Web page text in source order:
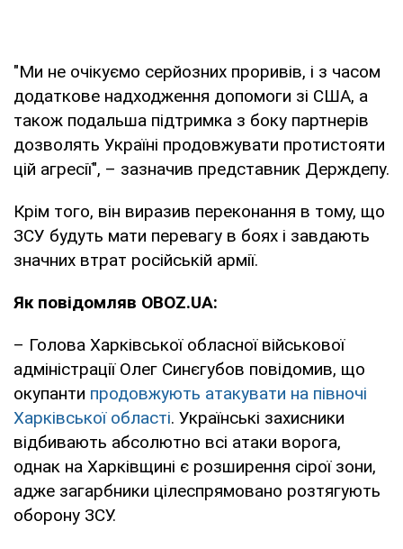
"Ми не очікуємо серйозних проривів, і з часом
додаткове надходження допомоги зі США, а
також подальша підтримка з боку партнерів
дозволять Україні продовжувати протистояти
цій агресії", – зазначив представник Держдепу.
Крім того, він виразив переконання в тому, що
ЗСУ будуть мати перевагу в боях і завдають
значних втрат російській армії.
Як повідомляв OBOZ.UA:
– Голова Харківської обласної військової
адміністрації Олег Синєгубов повідомив, що
окупанти продовжують атакувати на півночі
Харківської області. Українські захисники
відбивають абсолютно всі атаки ворога,
однак на Харківщині є розширення сірої зони,
адже загарбники цілеспрямовано розтягують
оборону ЗСУ.